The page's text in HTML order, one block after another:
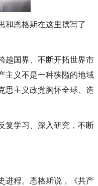
和恩格斯在这里撰写了
越国界、不断开拓世界市
主义不是一种狭隘的地域
思主义政党胸怀全球、造
复学习、深入研究，不断
进程。恩格斯说，《共产